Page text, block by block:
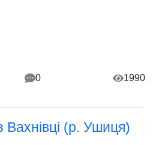
0 1990
Вахнівці (р. Ушиця)